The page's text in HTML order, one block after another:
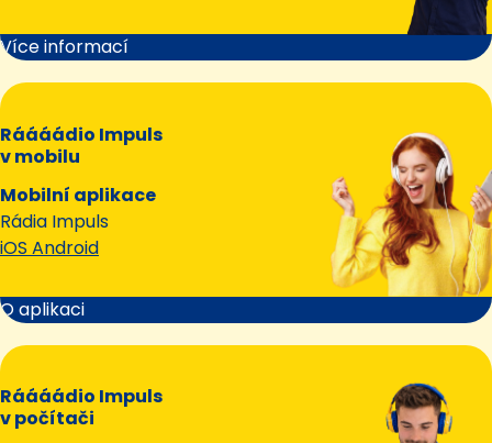
Více informací
Ráááádio Impuls
v mobilu
Mobilní aplikace
Rádia Impuls
iOS Android
O aplikaci
Ráááádio Impuls
v počítači